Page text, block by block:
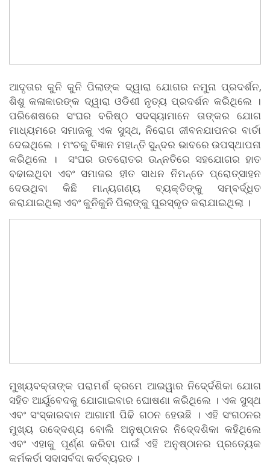
ଆଦୃତାର କୁନି କୁନି ପିଲାଙ୍କ ଦ୍ୱାରା ଯୋଗର ନମୁନା ପ୍ରଦର୍ଶନ,
ଶିଶୁ କଳାକାରଙ୍କ ଦ୍ୱାରା ଓଡିଶୀ ନୃତ୍ୟ ପ୍ରଦର୍ଶନ କରିଥିଲେ ।
ପରିଶେଷରେ ସଂଘର ବରିଷ୍ଠ ସଦସ୍ୟାମାନେ ତାଙ୍କର ଯୋଗ
ମାଧ୍ୟମରେ ସମାଜକୁ ଏକ ସୁସ୍ଥ, ନିରୋଗ ଜୀବନଯାପନର ବାର୍ତା
ଦେଇଥିଲେ । ମଂଚକୁ ବିଜ୍ଞାନ ମହାନ୍ତି ସୁନ୍ଦର ଭାବରେ ଉପସ୍ଥାପନା
କରିଥିଲେ । ସଂଘର ଉତରୋତର ଉନ୍ନତିରେ ସହଯୋଗର ହାତ
ବଢାଇଥିବା ଏବଂ ସମାଜର ହୀତ ସାଧନ ନିମନ୍ତେ ପ୍ରୋତ୍ସାହନ
ଦେଉଥିବା କିଛି ମାନ୍ୟଗଣ୍ୟ ବ୍ୟକ୍ତିଙ୍କୁ ସମ୍ବର୍ଦ୍ଧିତ
କରାଯାଇଥିଲା ଏବଂ କୁନିକୁନି ପିଲାଙ୍କୁ ପୁରସ୍କୃତ କରାଯାଇଥିଲା ।
ମୁଖ୍ୟବକ୍ତାଙ୍କ ପରାମର୍ଶ କ୍ରମେ ଆଇୱାର ନିଦେ୍ର୍ଦଶିକା ଯୋଗ
ସହିତ ଆର୍ୟୁବେଦକୁ ଯୋଗାଇବାର ଘୋଷଣା କରିଥିଲେ । ଏକ ସୁସ୍ଥ
ଏବଂ ସଂସ୍କାରବାନ ଆଗାମୀ ପିଢି ଗଠନ ହେଉଛି । ଏହି ସଂଗଠନର
ମୁଖ୍ୟ ଉଦେ୍ଦଶ୍ୟ ବୋଲି ଅନୁଷ୍ଠାନର ନିଦେ୍ଦଶିକା କହିଥିଲେ
ଏବଂ ଏହାକୁ ପୂର୍ଣ୍ଣ କରିବା ପାଇଁ ଏହି ଅନୁଷ୍ଠାନର ପ୍ରତ୍ୟେକ
କର୍ମକର୍ତା ସଦାସର୍ବଦା କର୍ତବ୍ୟରତ ।